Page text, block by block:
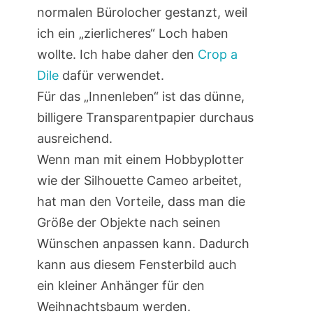
normalen Bürolocher gestanzt, weil
ich ein „zierlicheres“ Loch haben
wollte. Ich habe daher den Crop a
Diledafür verwendet.
Für das „Innenleben“ ist das dünne,
billigere Transparentpapier durchaus
ausreichend.
Wenn man mit einem Hobbyplotter
wie der Silhouette Cameo arbeitet,
hat man den Vorteile, dass man die
Größe der Objekte nach seinen
Wünschen anpassen kann. Dadurch
kann aus diesem Fensterbild auch
ein kleiner Anhänger für den
Weihnachtsbaum werden.